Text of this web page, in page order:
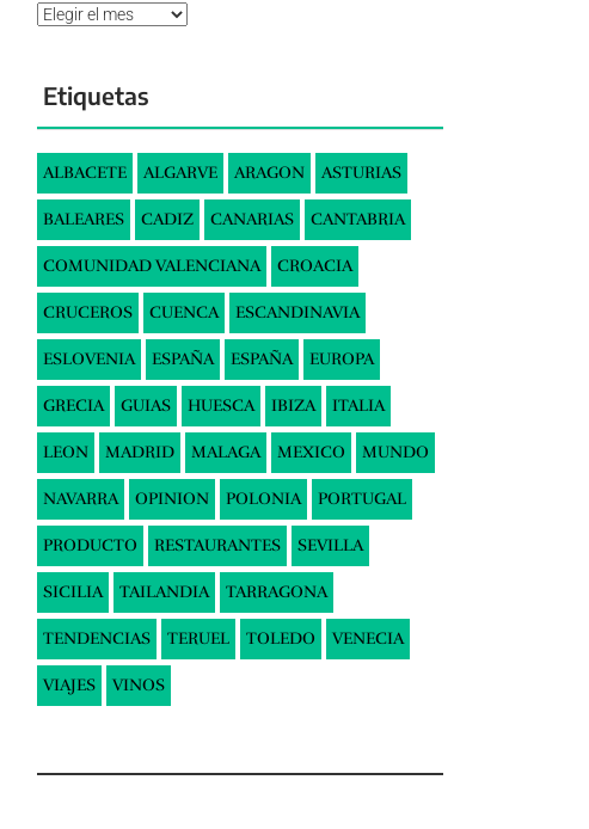
Archivos
Etiquetas
ALBACETE ALGARVE ARAGON ASTURIAS
BALEARES CADIZ CANARIAS CANTABRIA
COMUNIDAD VALENCIANA CROACIA
CRUCEROS CUENCA ESCANDINAVIA
ESLOVENIA ESPAÑA ESPAÑA EUROPA
GRECIA GUIAS HUESCA IBIZA ITALIA
LEON MADRID MALAGA MEXICO MUNDO
NAVARRA OPINION POLONIA PORTUGAL
PRODUCTO RESTAURANTES SEVILLA
SICILIA TAILANDIA TARRAGONA
TENDENCIAS TERUEL TOLEDO VENECIA
VIAJES VINOS